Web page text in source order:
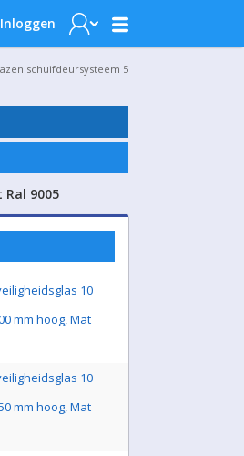
Inloggen
schuifdeursysteem 5
9005
10
mm hoog, Mat
10
mm hoog, Mat